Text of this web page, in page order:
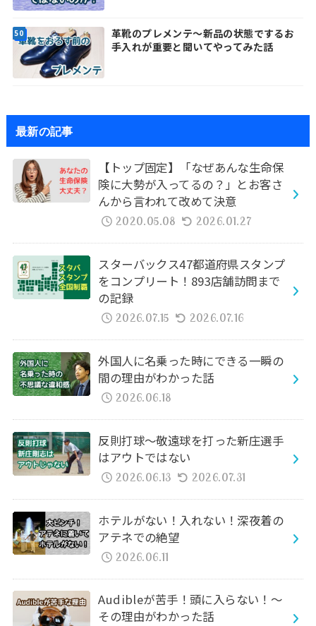
革靴のプレメンテ～新品の状態でするお
手入れが重要と聞いてやってみた話
最新の記事
【トップ固定】「なぜあんな生命保
険に大勢が入ってるの？」とお客さ
んから言われて改めて決意
2020.05.08 2026.01.27
スターバックス47都道府県スタンプ
をコンプリート！893店舗訪問まで
の記録
2026.07.15 2026.07.16
外国人に名乗った時にできる一瞬の
間の理由がわかった話
2026.06.18
反則打球～敬遠球を打った新庄選手
はアウトではない
2026.06.13 2026.07.31
ホテルがない！入れない！深夜着の
アテネでの絶望
2026.06.11
Audibleが苦手！頭に入らない！～
その理由がわかった話